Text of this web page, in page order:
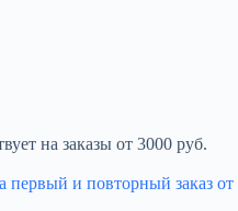
на заказы от 3000 руб.